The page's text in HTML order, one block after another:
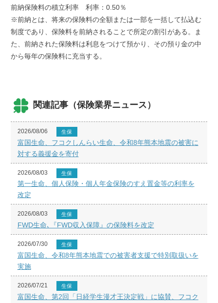
前納保険料の積立利率 利率：0.50％
※前納とは、将来の保険料の全額または一部を一括して払込む
制度であり、保険料を前納されることで所定の割引がある。ま
た、前納された保険料は利息をつけて預かり、その預り金の中
から毎年の保険料に充当する。
関連記事（保険業界ニュース）
2026/08/06 生保
富国生命、フコクしんらい生命、令和8年熊本地震の被害に
対する義援金を寄付
2026/08/03 生保
第一生命、個人保険・個人年金保険のすえ置金等の利率を
改定
2026/08/03 生保
FWD生命､『FWD収入保障』の保険料を改定
2026/07/30 生保
富国生命、令和8年熊本地震での被害者支援で特別取扱いを
実施
2026/07/21 生保
富国生命、第2回「日経学生漫才王決定戦」に協賛、フコク